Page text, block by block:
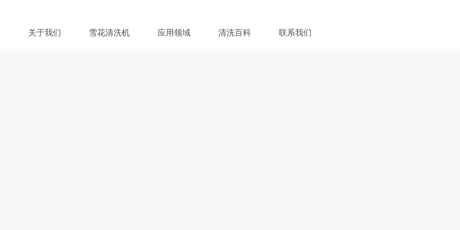
关于我们 雪花清洗机 应用领域 清洗百科 联系我们